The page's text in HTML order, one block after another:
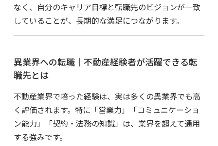
なく、自分のキャリア目標と転職先のビジョンが一致
していることが、長期的な満足につながります。
異業界への転職｜不動産経験者が活躍できる転
職先とは
不動産業界で培った経験は、実は多くの異業界でも高
く評価されます。特に「営業力」「コミュニケーショ
ン能力」「契約・法務の知識」は、業界を超えて通用
する強みです。